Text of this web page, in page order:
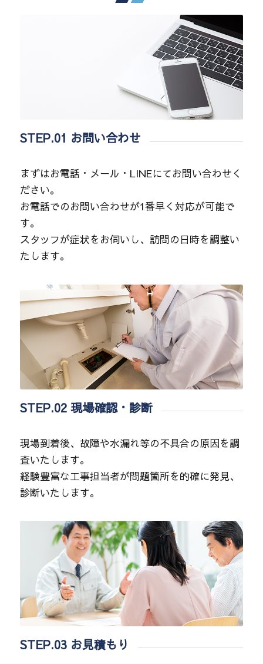
STEP.01 お問い合わせ
まずはお電話・メール・LINEにてお問い合わせく
ださい。
お電話でのお問い合わせが1番早く対応が可能で
す。
スタッフが症状をお伺いし、訪問の日時を調整い
たします。
STEP.02 現場確認・診断
現場到着後、故障や水漏れ等の不具合の原因を調
査いたします。
経験豊富な工事担当者が問題箇所を的確に発見、
診断いたします。
STEP.03 お見積もり